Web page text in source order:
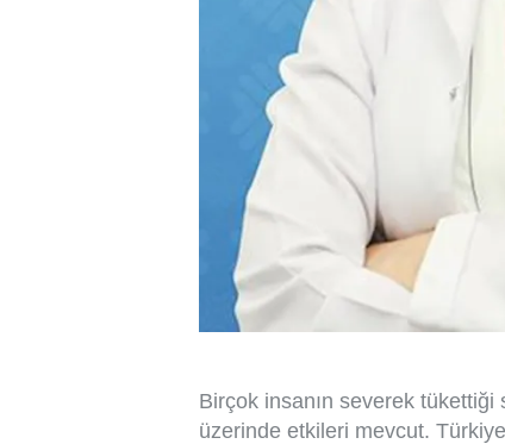
Birçok insanın severek tükettiği
üzerinde etkileri mevcut.